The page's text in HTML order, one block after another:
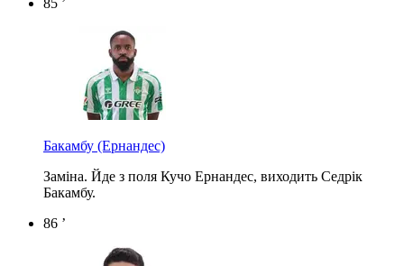
Бакамбу (Ернандес)
Заміна. Йде з поля Кучо Ернандес, виходить Седрік
Бакамбу.
86 ’